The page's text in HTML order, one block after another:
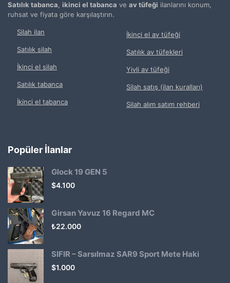
Satılık tabanca, ikinci el tabanca ve av tüfeği ilanlarını konum,
ruhsat ve fiyata göre karşılaştırın.
Silah ilan
Satılık silah
İkinci el silah
Satılık tabanca
İkinci el tabanca
İkinci el av tüfeği
Satılık av tüfekleri
Yivli av tüfeği
Silah satış (ilan kuralları)
Silah alım satım rehberi
Popüler İlanlar
Glock 19 GEN 5
$4.100
Girsan Yavuz 16 Regard MC
₺22.000
SIFIR – Sarsılmaz SAR9 Sport Mete Haki
$1.000